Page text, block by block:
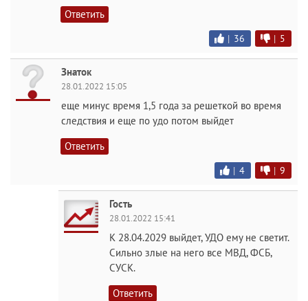
Ответить
| 36 | 5
Знаток
28.01.2022 15:05
еще минус время 1,5 года за решеткой во время
следствия и еще по удо потом выйдет
Ответить
| 4 | 9
Гость
28.01.2022 15:41
К 28.04.2029 выйдет, УДО ему не светит.
Сильно злые на него все МВД, ФСБ,
СУСК.
Ответить